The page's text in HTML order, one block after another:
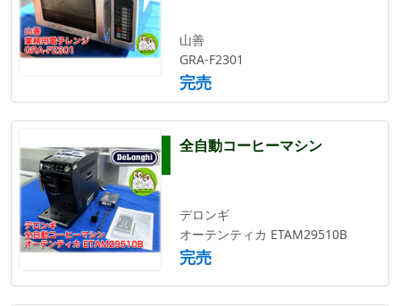
山善
GRA-F2301
完売
全自動コーヒーマシン
デロンギ
オーテンティカ ETAM29510B
完売